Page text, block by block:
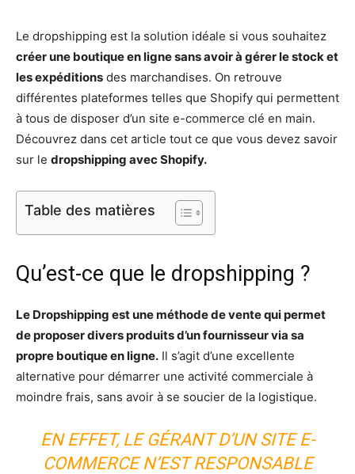
Le dropshipping est la solution idéale si vous souhaitez
créer une boutique en ligne sans avoir à gérer le stock et
les expéditions des marchandises. On retrouve
différentes plateformes telles que Shopify qui permettent
à tous de disposer d’un site e-commerce clé en main.
Découvrez dans cet article tout ce que vous devez savoir
sur le dropshipping avec Shopify.
Table des matières
Qu’est-ce que le dropshipping ?
Le Dropshipping est une méthode de vente qui permet
de proposer divers produits d’un fournisseur via sa
propre boutique en ligne. Il s’agit d’une excellente
alternative pour démarrer une activité commerciale à
moindre frais, sans avoir à se soucier de la logistique.
EN EFFET, LE GÉRANT D’UN SITE E-
COMMERCE N’EST RESPONSABLE